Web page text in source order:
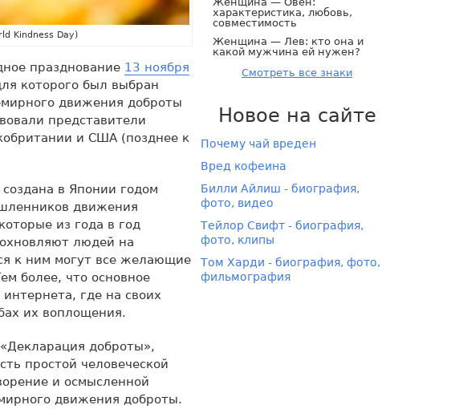
Kindness Day)
празднование 13 ноября
которого был выбран
движения доброты
представители
и США (позднее к
в Японии годом
движения
из года в год
людей на
к ним могут все желающие
более, что основное
где на своих
их воплощения.
доброты»,
простой человеческой
и осмысленной
движения доброты.
характеристика, любовь,
совместимость
Женщина — Лев: кто она и
какой мужчина ей нужен?
Смотреть все знаки
Новое на сайте
Почему чай вреден
Вред кофеина
Билли Айлиш - биография,
фото, видео
Тейлор Свифт - биография,
фото, клипы
Том Харди - биография, фото,
фильмография